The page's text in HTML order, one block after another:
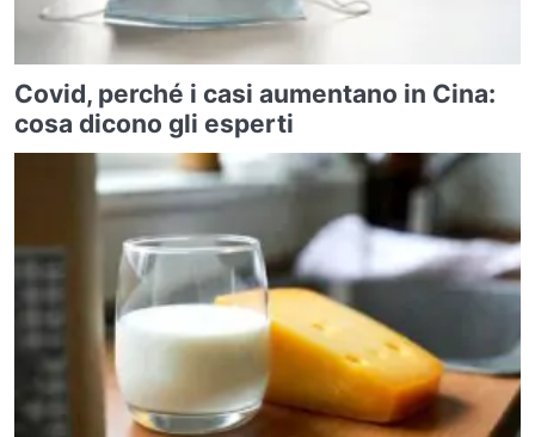
Covid, perché i casi aumentano in Cina:
cosa dicono gli esperti